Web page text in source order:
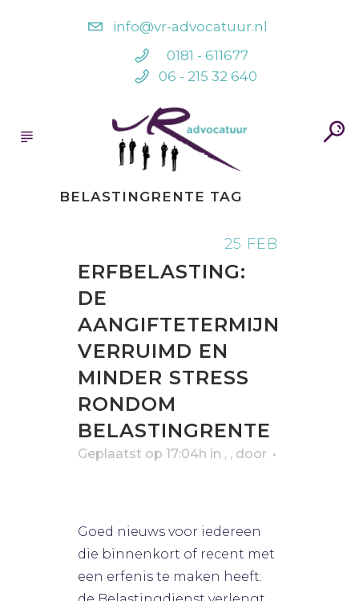
info@vr-advocatuur.nl
0181 - 611677
06 - 215 32 640
BELASTINGRENTE TAG
25 FEB
ERFBELASTING:
DE
AANGIFTETERMIJN
VERRUIMD EN
MINDER STRESS
RONDOM
BELASTINGRENTE
Geplaatst op 17:04h in , , door
Goed nieuws voor iedereen
die binnenkort of recent met
een erfenis te maken heeft: